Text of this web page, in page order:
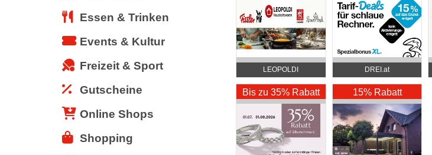
Essen & Trinken
Events & Kultur
Freizeit & Sport
Gutscheine
Online Shops
Shopping
LEOPOLDI
Haushaltswaren
DREI.at
Bis zu 35% Rabatt 15% Rabatt